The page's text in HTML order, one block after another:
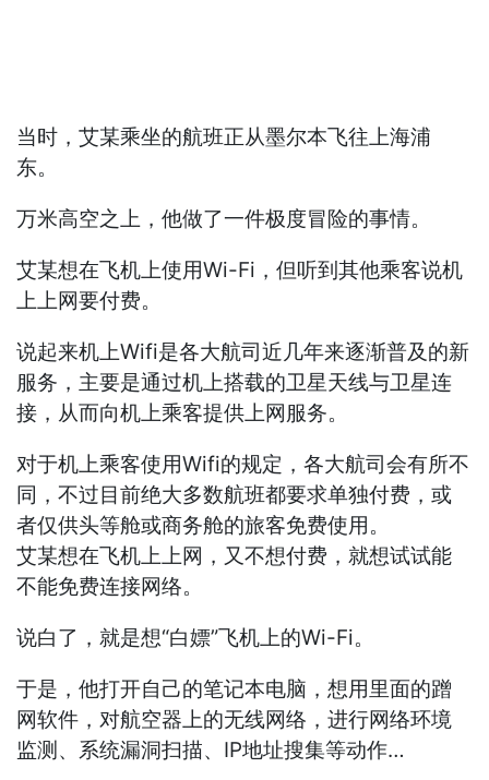
当时，艾某乘坐的航班正从墨尔本飞往上海浦
东。
万米高空之上，他做了一件极度冒险的事情。
艾某想在飞机上使用Wi-Fi，但听到其他乘客说机
上上网要付费。
说起来机上Wifi是各大航司近几年来逐渐普及的新
服务，主要是通过机上搭载的卫星天线与卫星连
接，从而向机上乘客提供上网服务。
对于机上乘客使用Wifi的规定，各大航司会有所不
同，不过目前绝大多数航班都要求单独付费，或
者仅供头等舱或商务舱的旅客免费使用。
艾某想在飞机上上网，又不想付费，就想试试能
不能免费连接网络。
说白了，就是想“白嫖”飞机上的Wi-Fi。
于是，他打开自己的笔记本电脑，想用里面的蹭
网软件，对航空器上的无线网络，进行网络环境
监测、系统漏洞扫描、IP地址搜集等动作…